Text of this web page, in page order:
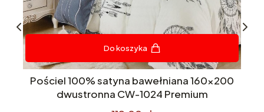
Do koszyka
Pościel 100% satyna bawełniana 160x200
dwustronna CW-1024 Premium